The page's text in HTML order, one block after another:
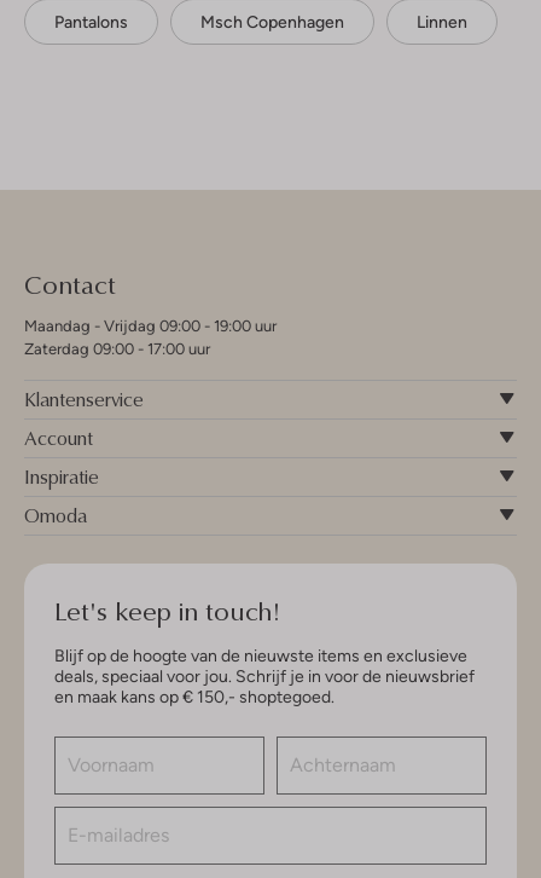
Pantalons Msch Copenhagen Linnen
Contact
Maandag - Vrijdag 09:00 - 19:00 uur
Zaterdag 09:00 - 17:00 uur
Klantenservice
Account
Inspiratie
Omoda
Let's keep in touch!
Blijf op de hoogte van de nieuwste items en exclusieve
deals, speciaal voor jou. Schrijf je in voor de nieuwsbrief
en maak kans op € 150,- shoptegoed.